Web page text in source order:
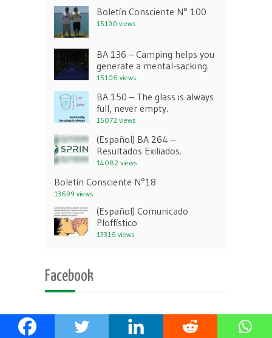
Boletín Consciente N° 100
15190 views
BA 136 – Camping helps you
generate a mental-sacking.
15106 views
BA 150 – The glass is always
full, never empty.
15072 views
(Español) BA 264 –
Resultados Exiliados.
14082 views
Boletín Consciente N°18
13699 views
(Español) Comunicado
Ploffístico
13316 views
Facebook